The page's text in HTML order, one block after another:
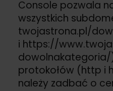
Console pozwala
wszystkich
twojastrona.pl/
i https://
dowolnakategoria/
protokołów (http i
należy zadbać o